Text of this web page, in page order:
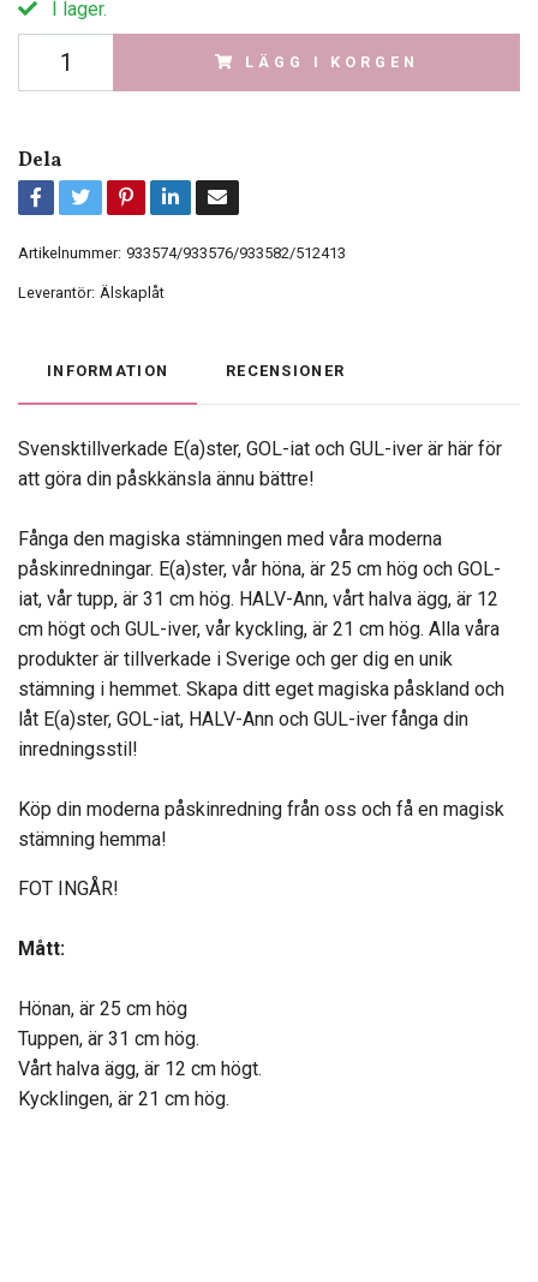
I lager.
LÄGG I KORGEN
Dela
Artikelnummer: 933574/933576/933582/512413
Leverantör: Älskaplåt
INFORMATION RECENSIONER
Svensktillverkade E(a)ster, GOL-iat och GUL-iver är här för
att göra din påskkänsla ännu bättre!
Fånga den magiska stämningen med våra moderna
påskinredningar. E(a)ster, vår höna, är 25 cm hög och GOL-
iat, vår tupp, är 31 cm hög. HALV-Ann, vårt halva ägg, är 12
cm högt och GUL-iver, vår kyckling, är 21 cm hög. Alla våra
produkter är tillverkade i Sverige och ger dig en unik
stämning i hemmet. Skapa ditt eget magiska påskland och
låt E(a)ster, GOL-iat, HALV-Ann och GUL-iver fånga din
inredningsstil!
Köp din moderna påskinredning från oss och få en magisk
stämning hemma!
FOT INGÅR!
Mått:
Hönan, är 25 cm hög
Tuppen, är 31 cm hög.
Vårt halva ägg, är 12 cm högt.
Kycklingen, är 21 cm hög.